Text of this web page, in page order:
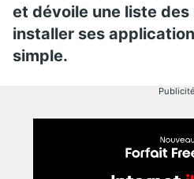
et dévoile une liste des
installer ses
simple.
Publicité